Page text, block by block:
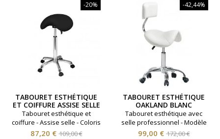
Hauteur réglable ◆ Coloris
blanc
-20%
TABOURET ESTHÉTIQUE
ET COIFFURE ASSISE SELLE
NOIR
Tabouret esthétique et
coiffure - Assise selle - Coloris
noir
Prix
87,20 € Prix
109,00 €
-42,44%
TABOURET ESTHÉTIQUE
OAKLAND BLANC
Tabouret esthétique avec
selle professionnel - Modèle
Oakland - Coloris Blanc.
Prix
99,00 € Prix
172,00 €